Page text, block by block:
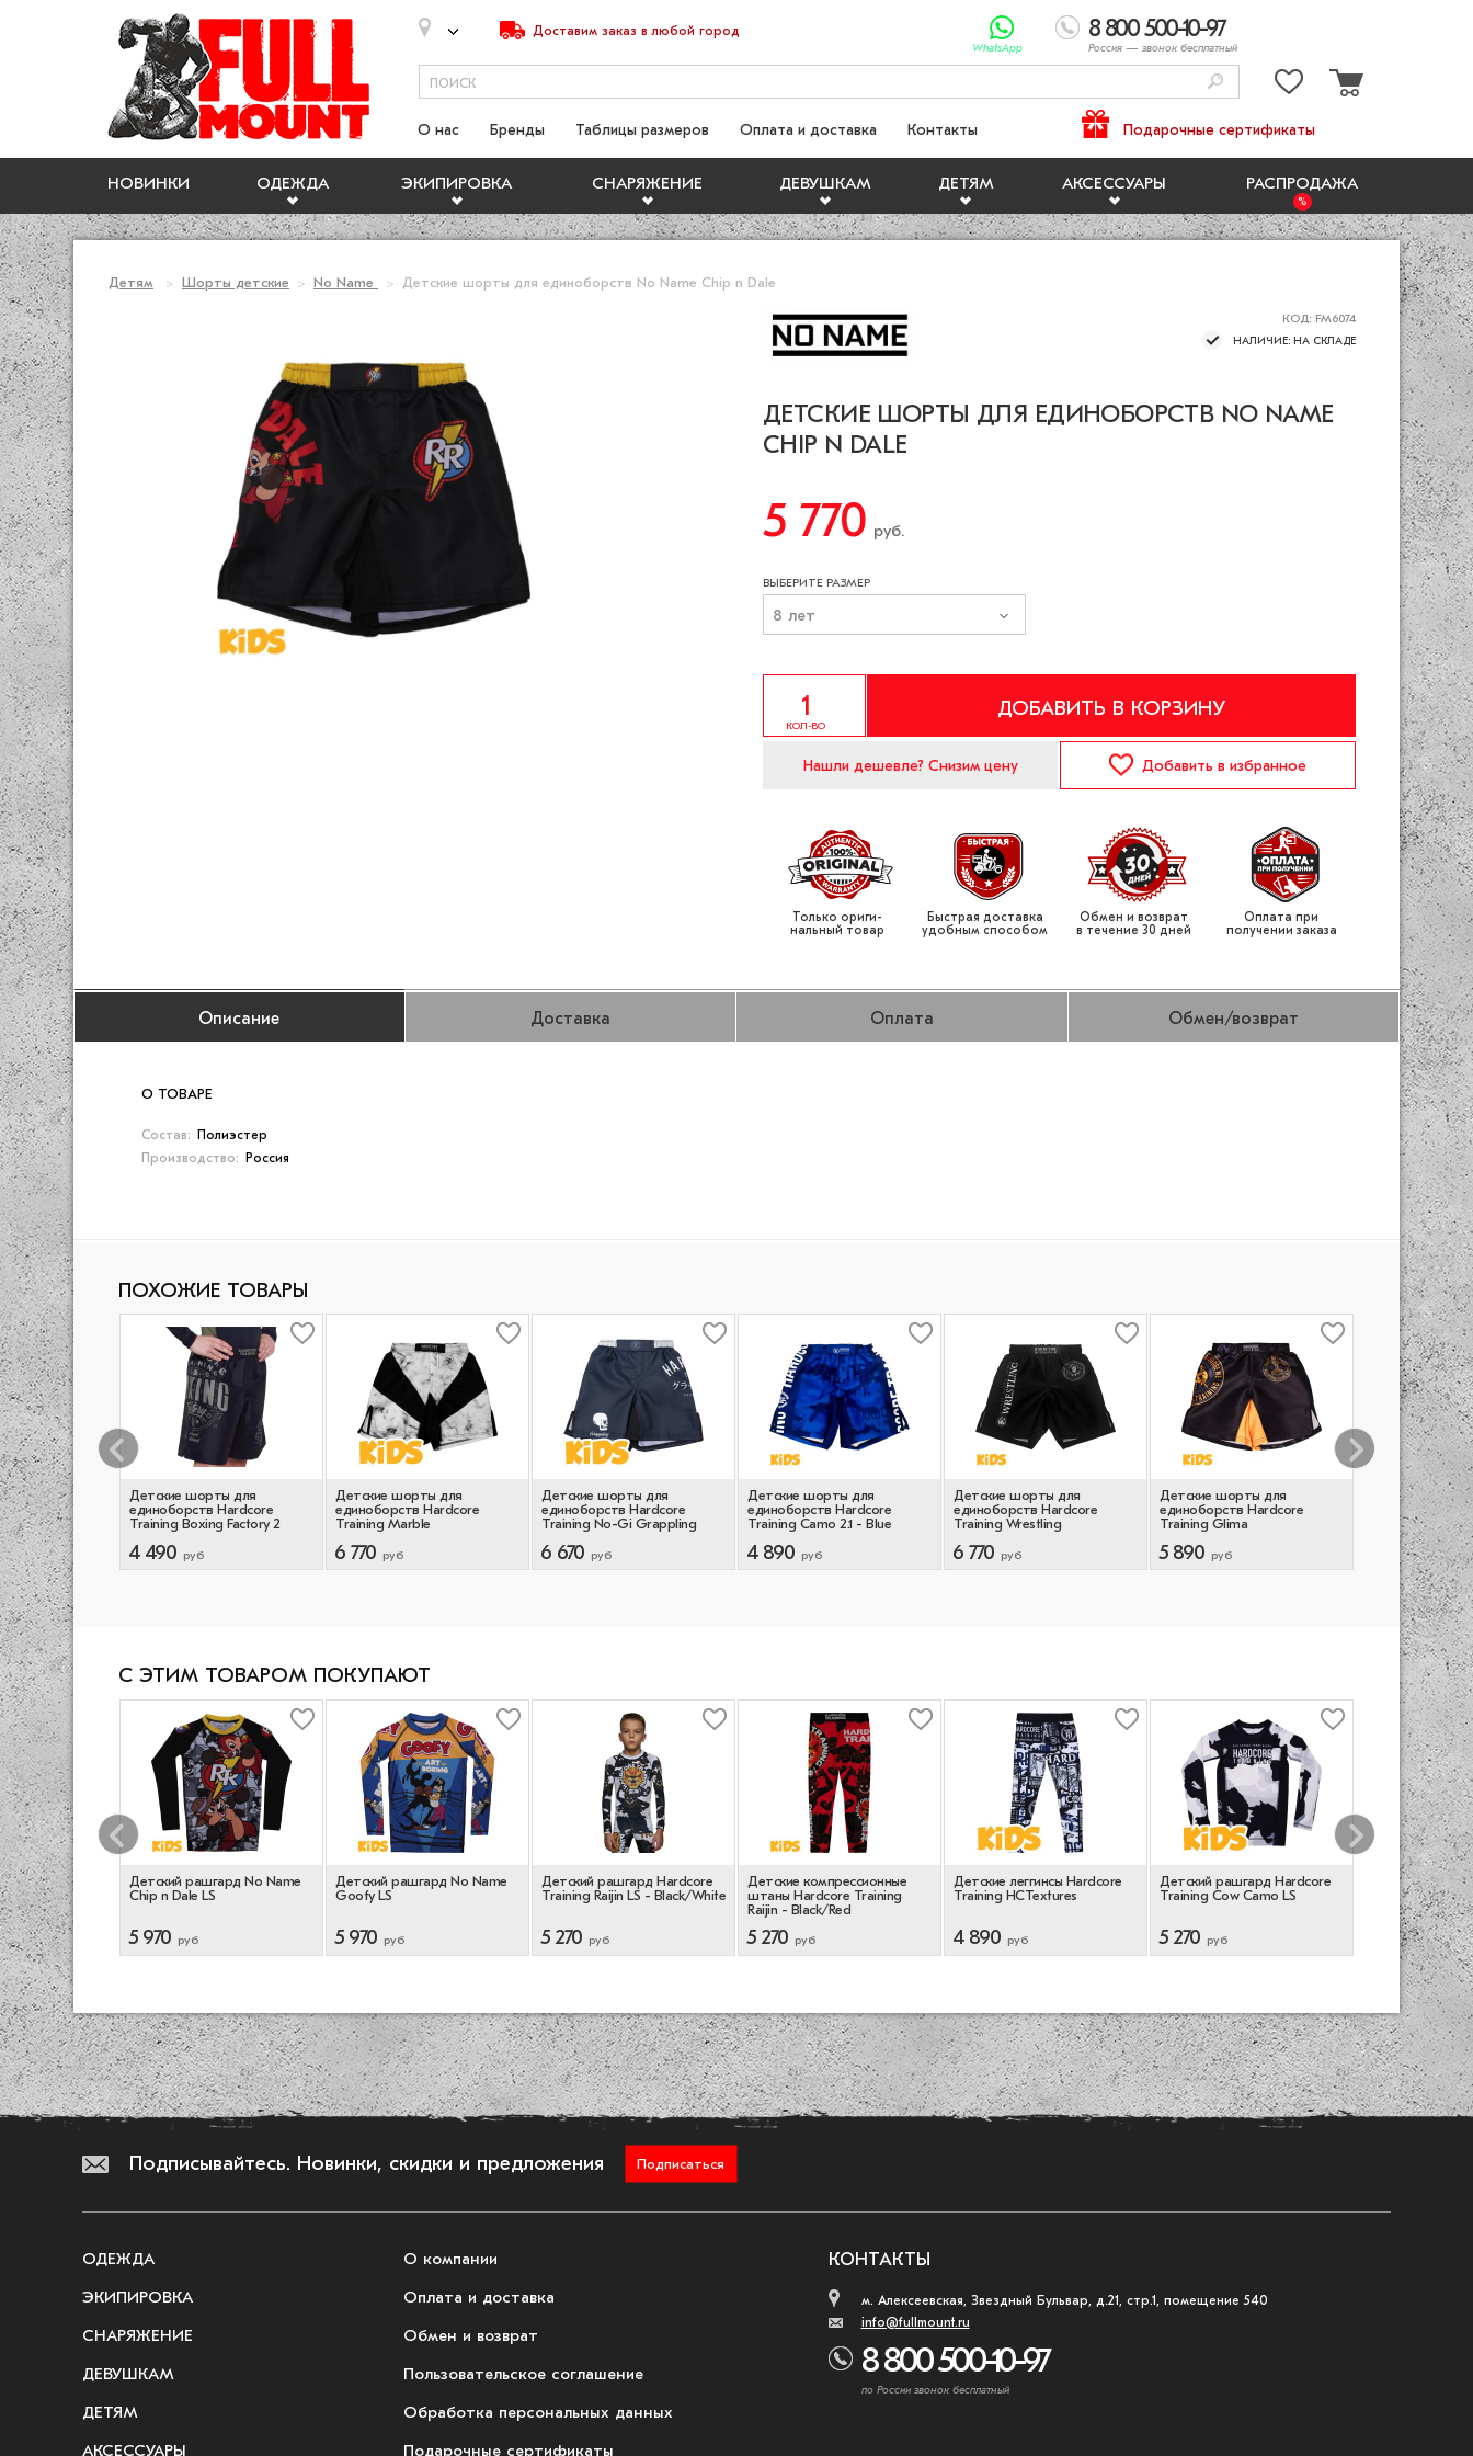
Доставим заказ в любой город 8 800 500-10-97
Россия — звонок бесплатный
WhatsApp
НОВИНКИ ОДЕЖДА ЭКИПИРОВКА СНАРЯЖЕНИЕ ДЕВУШКАМ ДЕТЯМ АКСЕССУАРЫ РАСПРОДАЖА
О нас Бренды Таблицы размеров Оплата и доставка Контакты Подарочные сертификаты
Детям Шорты детские No Name Детские шорты для единоборств No Name Chip n Dale
КОД: FM6074
НАЛИЧИЕ: НА СКЛАДЕ
ДЕТСКИЕ ШОРТЫ ДЛЯ ЕДИНОБОРСТВ NO NAME
CHIP N DALE
5 770 руб.
ВЫБЕРИТЕ РАЗМЕР
8 лет
КОЛ-ВО
ДОБАВИТЬ В КОРЗИНУ
Нашли дешевле? Снизим цену Добавить в избранное
Только ориги­
нальный товар
Быстрая доставка
удобным способом
Обмен и возврат
в течение 30 дней
Оплата при
получении заказа
Описание Доставка Оплата Обмен/возврат
О ТОВАРЕ
Состав: Полиэстер
Производство: Россия
ПОХОЖИЕ ТОВАРЫ
для
Hardcore
Camo
Детские шорты для
единоборств Hardcore
Training Boxing Factory 2
4 490 руб
Детские шорты для
единоборств Hardcore
Training Marble
6 770 руб
Детские шорты для
единоборств Hardcore
Training No-Gi Grappling
6 670 руб
Детские шорты для
единоборств Hardcore
Training Camo 2.1 - Blue
4 890 руб
Детские шорты для
единоборств Hardcore
Training Wrestling
6 770 руб
Детские шорты для
единоборств Hardcore
Training Glima
5 890 руб
Детские шорты
единоборств
Training Forest
4 870 руб
С ЭТИМ ТОВАРОМ ПОКУПАЮТ
Hardcore
Grappling SS
Детский рашгард No Name
Chip n Dale LS
5 970 руб
Детский рашгард No Name
Goofy LS
5 970 руб
Детский рашгард Hardcore
Training Raijin LS - Black/White
5 270 руб
Детские компрессионные
штаны Hardcore Training
Raijin - Black/Red
5 270 руб
Детские леггинсы Hardcore
Training HCTextures
4 890 руб
Детский рашгард Hardcore
Training Cow Camo LS
5 270 руб
Детский
Training Raijin
5 270 руб
Подписывайтесь. Новинки, скидки и предложения Подписаться
КОНТАКТЫ
м. Алексеевская, Звездный Бульвар, д.21, стр.1, помещение 540
info@fullmount.ru
8 800 500-10-97
по России звонок бесплатный
ОДЕЖДА
ЭКИПИРОВКА
СНАРЯЖЕНИЕ
ДЕВУШКАМ
ДЕТЯМ
АКСЕССУАРЫ
О компании
Оплата и доставка
Обмен и возврат
Пользовательское соглашение
Обработка персональных данных
Подарочные сертификаты